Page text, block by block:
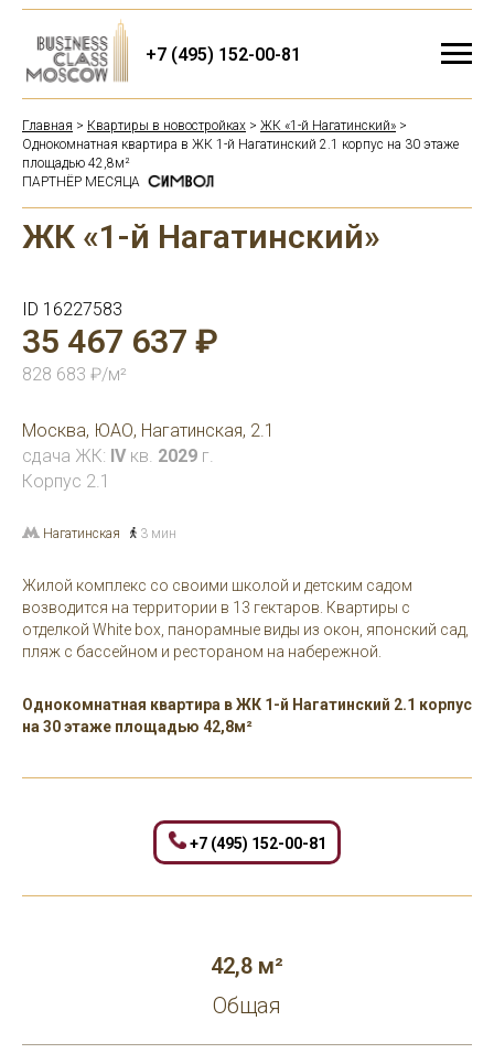
+7 (495) 152-00-81
Главная > Квартиры в новостройках > ЖК «1-й Нагатинский» >
Однокомнатная квартира в ЖК 1-й Нагатинский 2.1 корпус на 30 этаже
площадью 42,8м²
ПАРТНЁР МЕСЯЦА
ЖК «1-й Нагатинский»
ID 16227583
35 467 637 ₽
828 683 ₽/м²
Москва, ЮАО, Нагатинская, 2.1
сдача ЖК: IV кв. 2029 г.
Корпус 2.1
Нагатинская 3 мин
Жилой комплекс со своими школой и детским садом
возводится на территории в 13 гектаров. Квартиры с
отделкой White box, панорамные виды из окон, японский сад,
пляж с бассейном и рестораном на набережной.
Однокомнатная квартира в ЖК 1-й Нагатинский 2.1 корпус
на 30 этаже площадью 42,8м²
+7 (495) 152-00-81
42,8 м²
Общая